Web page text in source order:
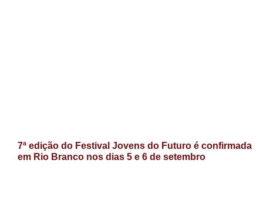
7ª edição do Festival Jovens do Futuro é confirmada
em Rio Branco nos dias 5 e 6 de setembro